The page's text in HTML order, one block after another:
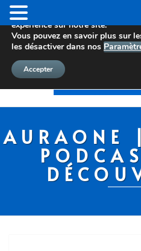
AURAONE
Nous utilisons des cookies pour
expérience sur notre site.
Vous pouvez en savoir plus sur
les désactiver dans nos
Accepter